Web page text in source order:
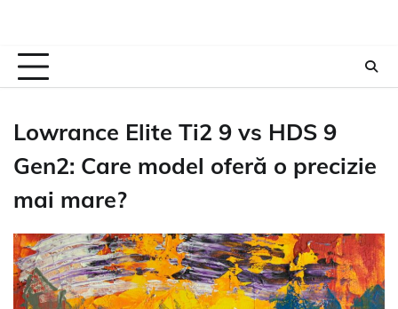
Lowrance Elite Ti2 9 vs HDS 9
Gen2: Care model oferă o precizie
mai mare?